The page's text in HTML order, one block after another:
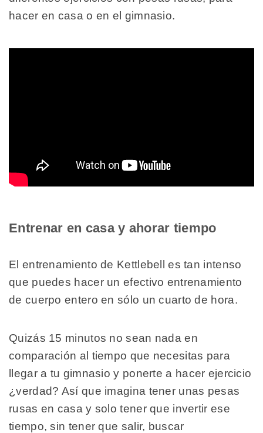
hacer en casa o en el gimnasio.
Entrenar en casa y ahorar tiempo
El entrenamiento de Kettlebell es tan intenso
que puedes hacer un efectivo entrenamiento
de cuerpo entero en sólo un cuarto de hora.
Quizás 15 minutos no sean nada en
comparación al tiempo que necesitas para
llegar a tu gimnasio y ponerte a hacer ejercicio
¿verdad? Así que imagina tener unas pesas
rusas en casa y solo tener que invertir ese
tiempo, sin tener que salir, buscar